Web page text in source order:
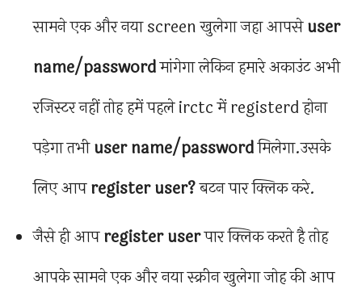
सामने एक और नया screen खुलेगा जहा आपसेuser
name/passwordमांगेगा लेकिन हमारे अकाउंट अभी
रजिस्टर नहीं तोह हमें पहले irctc में registerd होना
पड़ेगा तभीuser name/passwordमिलेगा.उसके
लिए आपregister user?बटन पार क्लिक करे.
जैसे ही आपregister userपार क्लिक करते है तोह
आपके सामने एक और नया स्क्रीन खुलेगा जोह की आप